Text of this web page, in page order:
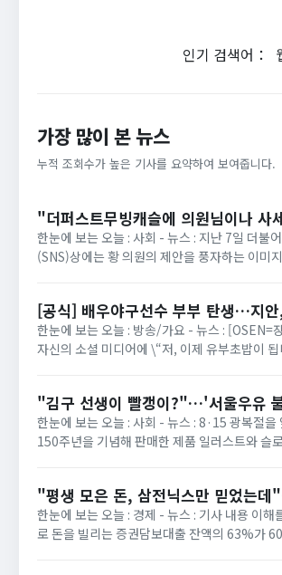
인기 검색어：
가장 많이 본 뉴스
누적 조회수가 높은 기사를 요약하여 보여줍니다.
"더퍼스트무빙캐슬에 의원님이나
한눈에 보는 오늘 : 사회 - 뉴스 : 지난 7일 더불
(SNS)상에는 황 의원의 제안을 풍자하는 이미
[공식] 배우야구선수 부부 탄생…지
한눈에 보는 오늘 : 방송/가요 - 뉴스 : [OSEN=
자신의 소셜 미디어에 \“저, 이제 유부초밥이
"김구 선생이 빨갱이?"…'서울우유
한눈에 보는 오늘 : 사회 - 뉴스 : 8·15 광복절
150주년을 기념해 판매한 제품 일러스트와 슬
"평생 모은 돈, 삼전닉스만 믿었는
한눈에 보는 오늘 : 경제 - 뉴스 : 기사 내용 이
로 돈을 빌리는 증권담보대출 잔액의 63%가